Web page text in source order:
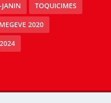
JANIN TOQUICIMES
2020